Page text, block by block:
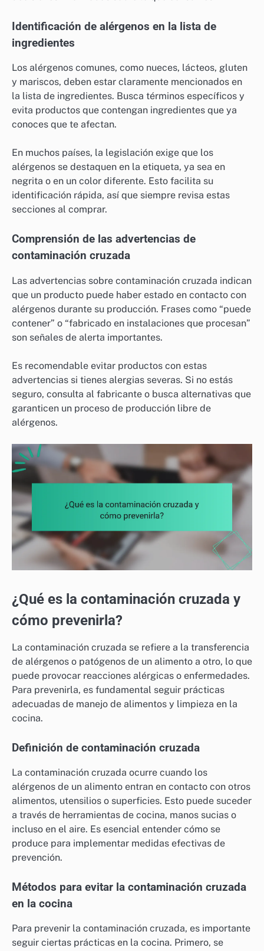
Identificación de alérgenos en la lista de
ingredientes
Los alérgenos comunes, como nueces, lácteos, gluten
y mariscos, deben estar claramente mencionados en
la lista de ingredientes. Busca términos específicos y
evita productos que contengan ingredientes que ya
conoces que te afectan.
En muchos países, la legislación exige que los
alérgenos se destaquen en la etiqueta, ya sea en
negrita o en un color diferente. Esto facilita su
identificación rápida, así que siempre revisa estas
secciones al comprar.
Comprensión de las advertencias de
contaminación cruzada
Las advertencias sobre contaminación cruzada indican
que un producto puede haber estado en contacto con
alérgenos durante su producción. Frases como “puede
contener” o “fabricado en instalaciones que procesan”
son señales de alerta importantes.
Es recomendable evitar productos con estas
advertencias si tienes alergias severas. Si no estás
seguro, consulta al fabricante o busca alternativas que
garanticen un proceso de producción libre de
alérgenos.
¿Qué es la contaminación cruzada y
cómo prevenirla?
La contaminación cruzada se refiere a la transferencia
de alérgenos o patógenos de un alimento a otro, lo que
puede provocar reacciones alérgicas o enfermedades.
Para prevenirla, es fundamental seguir prácticas
adecuadas de manejo de alimentos y limpieza en la
cocina.
Definición de contaminación cruzada
La contaminación cruzada ocurre cuando los
alérgenos de un alimento entran en contacto con otros
alimentos, utensilios o superficies. Esto puede suceder
a través de herramientas de cocina, manos sucias o
incluso en el aire. Es esencial entender cómo se
produce para implementar medidas efectivas de
prevención.
Métodos para evitar la contaminación cruzada
en la cocina
Para prevenir la contaminación cruzada, es importante
seguir ciertas prácticas en la cocina. Primero, se